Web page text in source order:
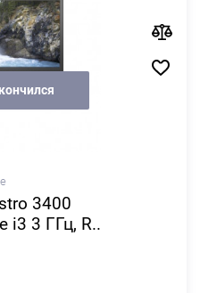
3400
i3 3 ГГц, R..